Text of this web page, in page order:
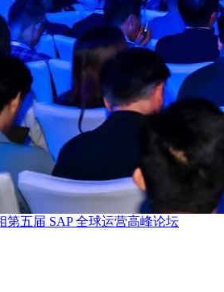
第五届 SAP 全球运营高峰论坛